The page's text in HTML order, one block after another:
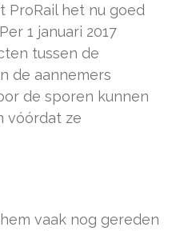
ProRail het nu goed
1 januari 2017
tussen de
de aannemers
de sporen kunnen
vóórdat ze
vaak nog gereden